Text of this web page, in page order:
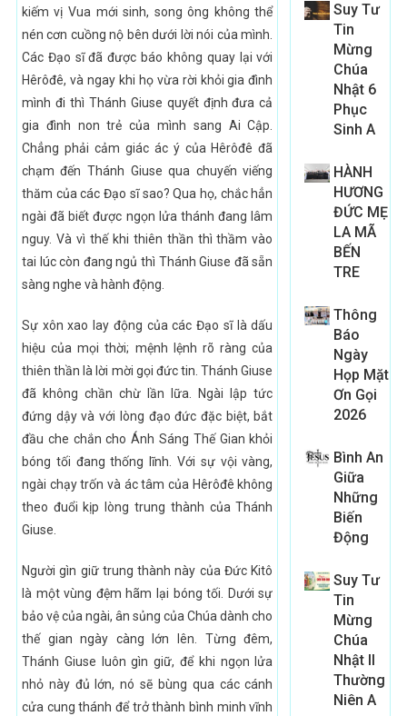
kiếm vị Vua mới sinh, song ông không thể
nén cơn cuồng nộ bên dưới lời nói của mình.
Các Đạo sĩ đã được báo không quay lại với
Hêrôđê, và ngay khi họ vừa rời khỏi gia đình
mình đi thì Thánh Giuse quyết định đưa cả
gia đình non trẻ của mình sang Ai Cập.
Chẳng phải cảm giác ác ý của Hêrôđê đã
chạm đến Thánh Giuse qua chuyến viếng
thăm của các Đạo sĩ sao? Qua họ, chắc hẳn
ngài đã biết được ngọn lửa thánh đang lâm
nguy. Và vì thế khi thiên thần thì thầm vào
tai lúc còn đang ngủ thì Thánh Giuse đã sẵn
sàng nghe và hành động.
Sự xôn xao lay động của các Đạo sĩ là dấu
hiệu của mọi thời; mệnh lệnh rõ ràng của
thiên thần là lời mời gọi đức tin. Thánh Giuse
đã không chần chừ lần lữa. Ngài lập tức
đứng dậy và với lòng đạo đức đặc biệt, bắt
đầu che chắn cho Ánh Sáng Thế Gian khỏi
bóng tối đang thống lĩnh. Với sự vội vàng,
ngài chạy trốn và ác tâm của Hêrôđê không
theo đuổi kịp lòng trung thành của Thánh
Giuse.
Người gìn giữ trung thành này của Đức Kitô
là một vùng đệm hãm lại bóng tối. Dưới sự
bảo vệ của ngài, ân sủng của Chúa dành cho
thế gian ngày càng lớn lên. Từng đêm,
Thánh Giuse luôn gìn giữ, để khi ngọn lửa
nhỏ này đủ lớn, nó sẽ bùng qua các cánh
cửa cung thánh để trở thành bình minh vĩnh
Suy Tư
Tin
Mừng
Chúa
Nhật 6
Phục
Sinh A
HÀNH
HƯƠNG
ĐỨC MẸ
LA MÃ
BẾN
TRE
Thông
Báo
Ngày
Họp Mặt
Ơn Gọi
2026
Bình An
Giữa
Những
Biến
Động
Suy Tư
Tin
Mừng
Chúa
Nhật II
Thường
Niên A